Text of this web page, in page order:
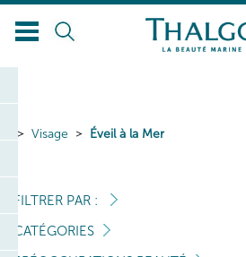
Visage Éveil à la Mer
FILTRER PAR :
CATÉGORIES